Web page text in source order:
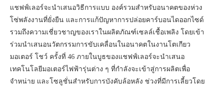
แชฟฟ์เลอร์จะนำเสนอวิธีการแบบ องค์รวมสำหรับอนาคตของห่วง
โซ่พลังงานที่ยั่งยืน และการแก้ปัญหาการปล่อยคาร์บอนไดออกไซด์
รวมถึงความเชี่ยวชาญของเราในผลิตภัณฑ์เซลล์เชื้อเพลิง โดยเข้า
ร่วมนำเสนอนวัตกรรมการขับเคลื่อนในอนาคตในงานโตเกียว
มอเตอร์ โชว์ ครั้งที่ 46 ภายในบูธของแชฟฟ์เลอร์จะนำเสนอ
เทคโนโลยีมอเตอร์ไฟฟ้ารุ่นต่าง ๆ ที่กำลังจะเข้าสู่การผลิตเพื่อ
จำหน่าย และโซลูชั่นสำหรับการบังคับล้อหลัง ช่วงที่มีการเลี้ยวโดย